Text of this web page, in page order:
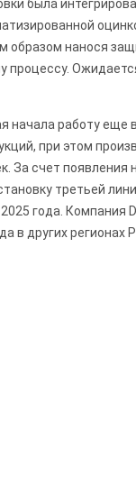
была
образом нанося
процессу.
начала работу еще
при этом
За счет появления
третьей
года. Компания
в других регионах